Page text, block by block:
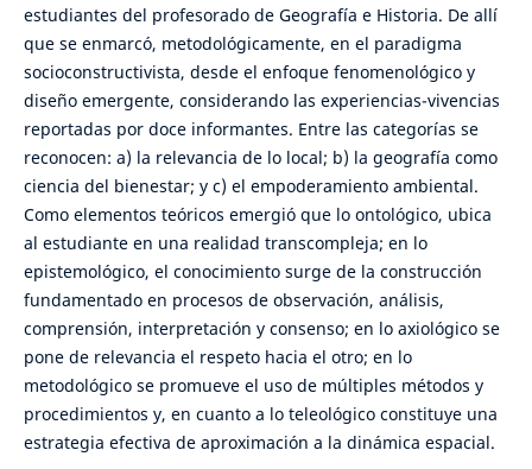
estudiantes del profesorado de Geografía e Historia. De allí
que se enmarcó, metodológicamente, en el paradigma
socioconstructivista, desde el enfoque fenomenológico y
diseño emergente, considerando las experiencias-vivencias
reportadas por doce informantes. Entre las categorías se
reconocen: a) la relevancia de lo local; b) la geografía como
ciencia del bienestar; y c) el empoderamiento ambiental.
Como elementos teóricos emergió que lo ontológico, ubica
al estudiante en una realidad transcompleja; en lo
epistemológico, el conocimiento surge de la construcción
fundamentado en procesos de observación, análisis,
comprensión, interpretación y consenso; en lo axiológico se
pone de relevancia el respeto hacia el otro; en lo
metodológico se promueve el uso de múltiples métodos y
procedimientos y, en cuanto a lo teleológico constituye una
estrategia efectiva de aproximación a la dinámica espacial.